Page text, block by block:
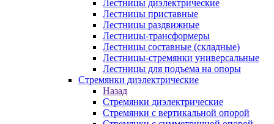
Лестницы диэлектрические
Лестницы приставные
Лестницы раздвижные
Лестницы-трансформеры
Лестницы составные (складные)
Лестницы-стремянки универсальные
Лестницы для подъема на опоры
Стремянки диэлектрические
Назад
Стремянки диэлектрические
Стремянки с вертикальной опорой